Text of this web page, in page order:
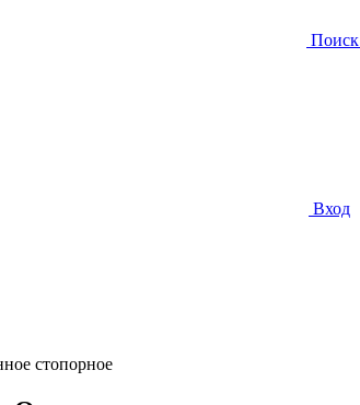
Поиск
Вход
стопорное